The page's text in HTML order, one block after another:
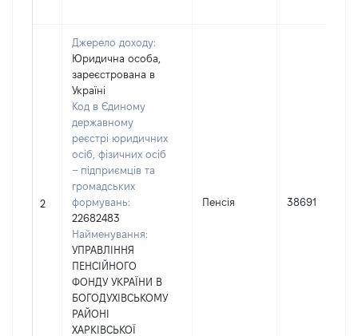
2
Джерело доходу:
Юридична особа,
зареєстрована в
Україні
Код в Єдиному
державному
реєстрі юридичних
осіб, фізичних осіб
– підприємців та
громадських
формувань:
22682483
Найменування:
УПРАВЛІННЯ
ПЕНСІЙНОГО
ФОНДУ УКРАЇНИ В
БОГОДУХІВСЬКОМУ
РАЙОНІ
ХАРКІВСЬКОЇ
Пенсія 38691